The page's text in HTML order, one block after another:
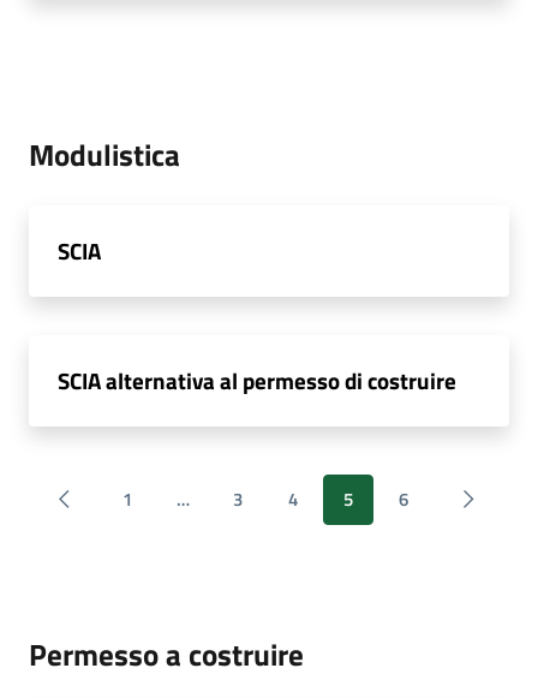
Modulistica
SCIA
SCIA alternativa al permesso di costruire
1 … 3 4 5 6
Permesso a costruire